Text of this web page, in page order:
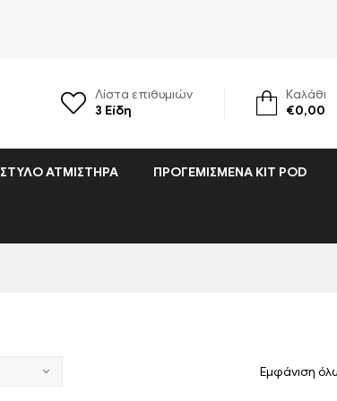
Λίστα επιθυμιών
3 Είδη
Καλάθι
€0,00
ΣΤΥΛΌ ΑΤΜΙΣΤΉΡΑ ΠΡΟΓΕΜΙΣΜΈΝΑ ΚΙΤ POD
Εμφάνιση